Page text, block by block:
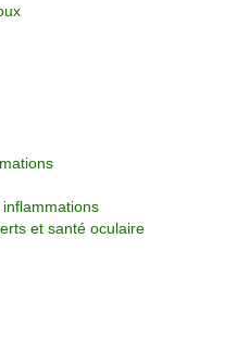
et santé oculaire